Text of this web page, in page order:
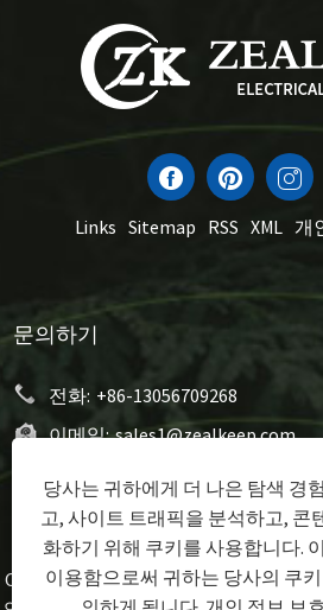
Links Sitemap RSS XML 개
문의하기
전화: +86-13056709268
이메일: sales1@zealkeep.com
세인트 스트리트, Cixi City
방 시티
Copyright © 2023 Ningbo Zealkeep
당사는 귀하에게 더 나은 탐색 경
고, 사이트 트래픽을 분석하고, 콘
화하기 위해 쿠키를 사용합니다.
이용함으로써 귀하는 당사의 쿠